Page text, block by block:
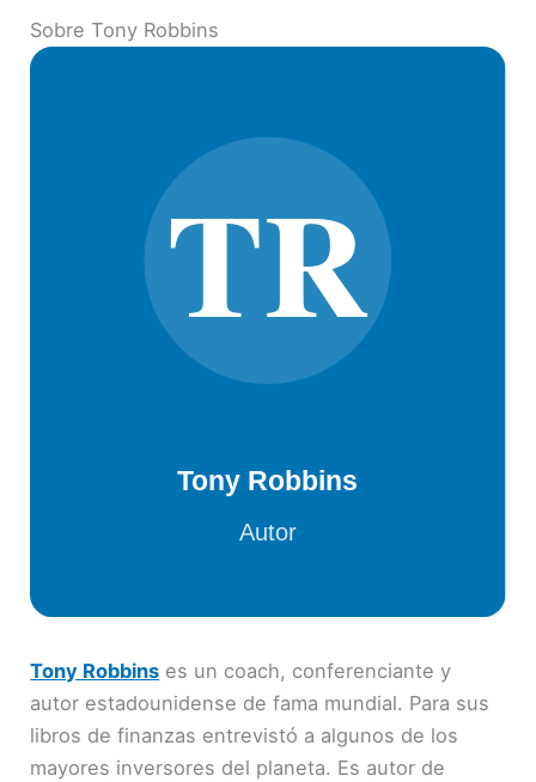
Sobre Tony Robbins
Tony Robbins es un coach, conferenciante y
autor estadounidense de fama mundial. Para sus
libros de finanzas entrevistó a algunos de los
mayores inversores del planeta. Es autor de